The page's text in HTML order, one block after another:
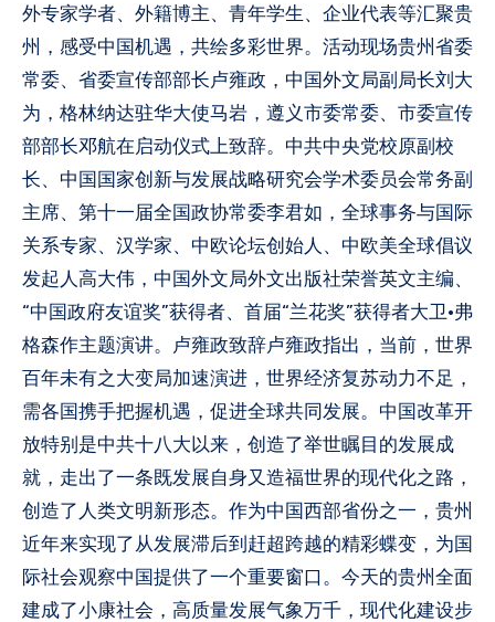
外专家学者、外籍博主、青年学生、企业代表等汇聚贵
州，感受中国机遇，共绘多彩世界。活动现场贵州省委
常委、省委宣传部部长卢雍政，中国外文局副局长刘大
为，格林纳达驻华大使马岩，遵义市委常委、市委宣传
部部长邓航在启动仪式上致辞。中共中央党校原副校
长、中国国家创新与发展战略研究会学术委员会常务副
主席、第十一届全国政协常委李君如，全球事务与国际
关系专家、汉学家、中欧论坛创始人、中欧美全球倡议
发起人高大伟，中国外文局外文出版社荣誉英文主编、
“中国政府友谊奖”获得者、首届“兰花奖”获得者大卫·弗
格森作主题演讲。卢雍政致辞卢雍政指出，当前，世界
百年未有之大变局加速演进，世界经济复苏动力不足，
需各国携手把握机遇，促进全球共同发展。中国改革开
放特别是中共十八大以来，创造了举世瞩目的发展成
就，走出了一条既发展自身又造福世界的现代化之路，
创造了人类文明新形态。作为中国西部省份之一，贵州
近年来实现了从发展滞后到赶超跨越的精彩蝶变，为国
际社会观察中国提供了一个重要窗口。今天的贵州全面
建成了小康社会，高质量发展气象万千，现代化建设步